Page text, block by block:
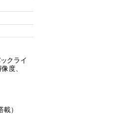
クライ
度、
）